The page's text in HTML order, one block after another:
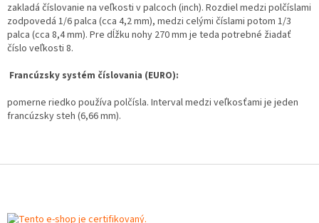
zakladá číslovanie na veľkosti v palcoch (inch). Rozdiel medzi polčíslami
zodpovedá 1/6 palca (cca 4,2 mm), medzi celými číslami potom 1/3
palca (cca 8,4 mm). Pre dĺžku nohy 270 mm je teda potrebné žiadať
číslo veľkosti 8.
Francúzsky systém číslovania (EURO):
pomerne riedko používa polčísla. Interval medzi veľkosťami je jeden
francúzsky steh (6,66 mm).